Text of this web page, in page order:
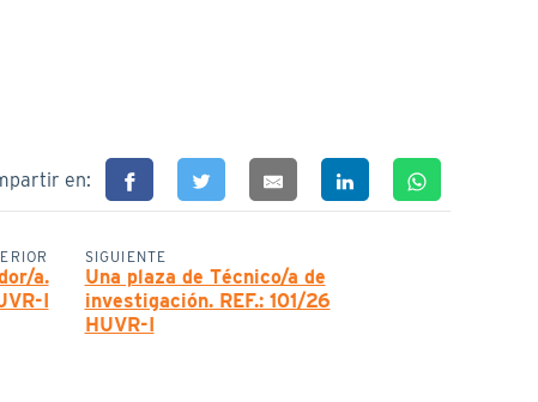
en:
a.
I
SIGUIENTE
Una plaza de Técnico/a de
investigación. REF.: 101/26
HUVR-I